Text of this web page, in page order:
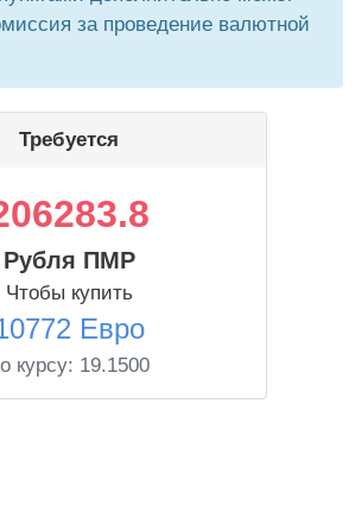
за проведение валютной
Требуется
Рубля ПМР
Чтобы купить
Евро
курсу: 19.1500